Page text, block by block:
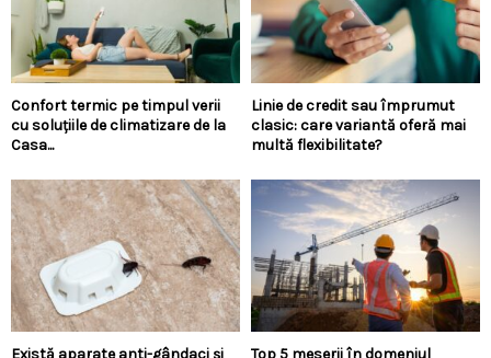
Confort termic pe timpul verii
cu soluțiile de climatizare de la
Casa...
Linie de credit sau împrumut
clasic: care variantă oferă mai
multă flexibilitate?
Există aparate anti-gândaci și
Top 5 meserii în domeniul